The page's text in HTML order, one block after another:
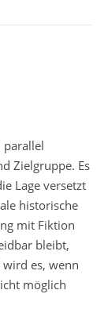
parallel
Zielgruppe. Es
Lage versetzt
historische
mit Fiktion
bleibt,
es, wenn
möglich